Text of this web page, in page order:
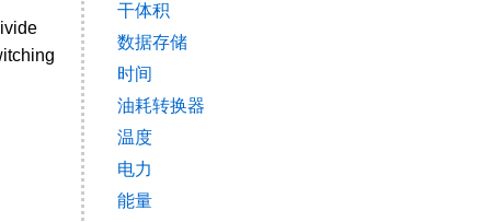
干体积
数据存储
时间
油耗转换器
温度
电力
能量